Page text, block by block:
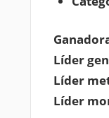
Líder
Líder
Líder